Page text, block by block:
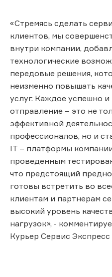
«Стремясь сделать
клиентов, мы
внутри компании,
технологические
передовые решения,
неизменно повышать
услуг. Каждое успешно
отправление – это не
эффективной
профессионалов, но и
IT – платформы
проведенным
что предстоящий
готовы встретить во
клиентам и партнерам
высокий уровень
нагрузок», -
Курьер Сервис